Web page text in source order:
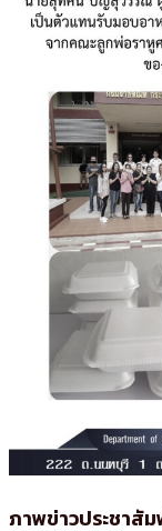
ภาพข่าวประชาสั